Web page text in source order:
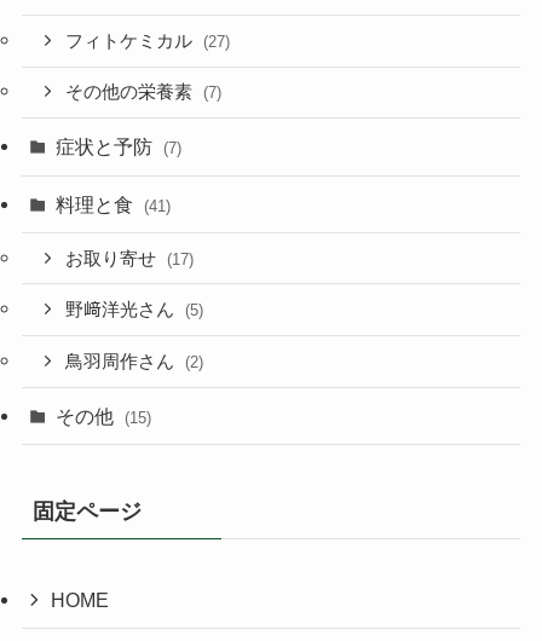
フィトケミカル (27)
その他の栄養素 (7)
症状と予防 (7)
料理と食 (41)
お取り寄せ (17)
野﨑洋光さん (5)
鳥羽周作さん (2)
その他 (15)
固定ページ
HOME